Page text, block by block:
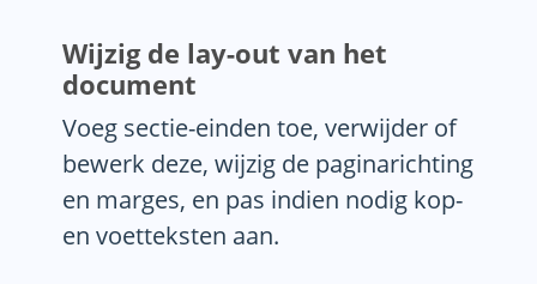
Wijzig de lay-out van het
document
Voeg sectie-einden toe, verwijder of
bewerk deze, wijzig de paginarichting
en marges, en pas indien nodig kop-
en voetteksten aan.